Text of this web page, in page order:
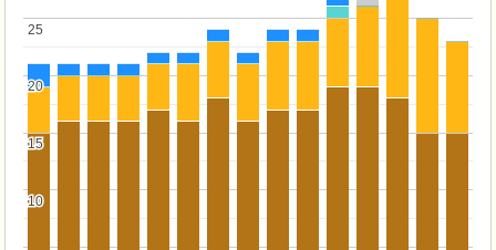
10
10
15
15
20
20
25
25